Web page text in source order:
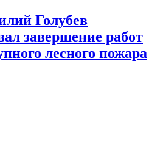
Голубев
завершение работ
лесного пожара